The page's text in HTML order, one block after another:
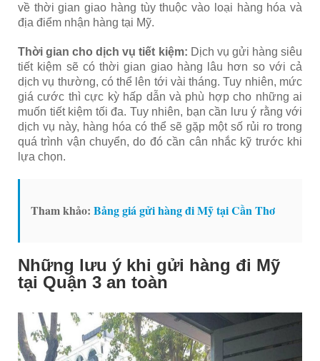
về thời gian giao hàng tùy thuộc vào loại hàng hóa và
địa điểm nhận hàng tại Mỹ.
Thời gian cho dịch vụ tiết kiệm: Dịch vụ gửi hàng siêu
tiết kiệm sẽ có thời gian giao hàng lâu hơn so với cả
dịch vụ thường, có thể lên tới vài tháng. Tuy nhiên, mức
giá cước thì cực kỳ hấp dẫn và phù hợp cho những ai
muốn tiết kiệm tối đa. Tuy nhiên, bạn cần lưu ý rằng với
dịch vụ này, hàng hóa có thể sẽ gặp một số rủi ro trong
quá trình vận chuyển, do đó cần cân nhắc kỹ trước khi
lựa chọn.
Tham khảo: Bảng giá gửi hàng đi Mỹ tại Cần Thơ
Những lưu ý khi gửi hàng đi Mỹ
tại Quận 3 an toàn